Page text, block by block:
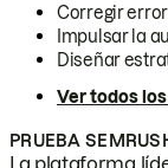
Corregir
Impulsar la
Diseñar
Ver todos
PRUEBA
La plataforma